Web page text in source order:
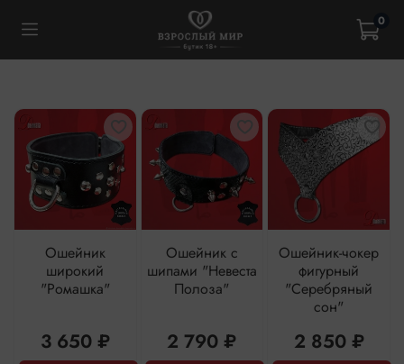
0
Ошейник
широкий
"Ромашка"
3 650 ₽
Ошейник с
шипами "Невеста
Полоза"
2 790 ₽
Ошейник-чокер
фигурный
"Серебряный
сон"
2 850 ₽